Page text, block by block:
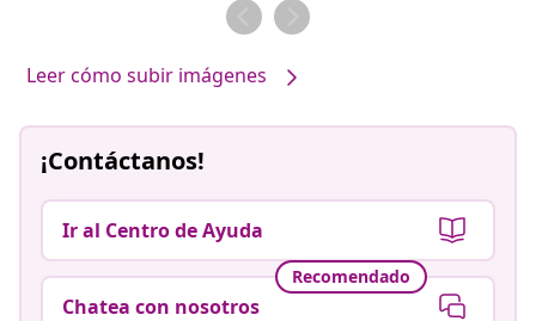
por
Leer cómo subir imágenes
¡Contáctanos!
Ir al Centro de Ayuda
Recomendado
Chatea con nosotros